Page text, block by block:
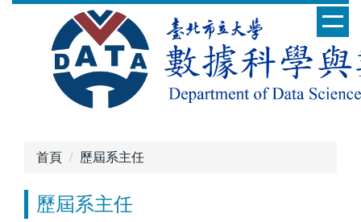
首頁 歷屆系主任
歷屆系主任